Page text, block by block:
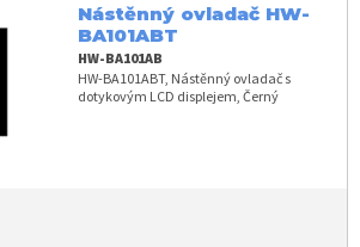
Nástěnný ovladač HW-
BA101ABT
HW-BA101AB
HW-BA101ABT, Nástěnný ovladač s
dotykovým LCD displejem, Černý